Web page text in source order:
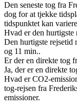
Den seneste tog fra
dog for at tjekke
tidspunktet kan
Hvad er den hurtigste
Den hurtigste rejsetid
og 11 min..
Er der en direkte tog
Ja, der er en direkte
Hvad er CO2-
tog-rejsen fra
emissioner.